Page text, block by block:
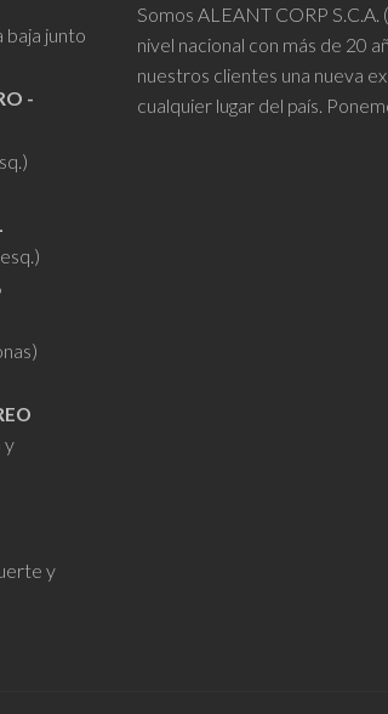
baja junto
-
y
y
Somos ALEANT CORP
nivel nacional con más de 20
nuestros clientes una nueva
cualquier lugar del país.